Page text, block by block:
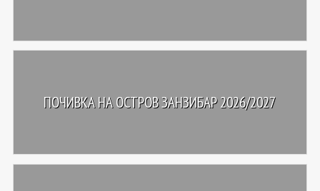
ПОЧИВКА НА ОСТРОВ ЗАНЗИБАР 2026/2027